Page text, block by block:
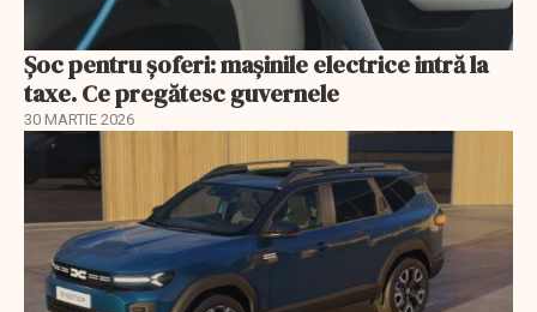
Șoc pentru șoferi: mașinile electrice intră la
taxe. Ce pregătesc guvernele
30 MARTIE 2026